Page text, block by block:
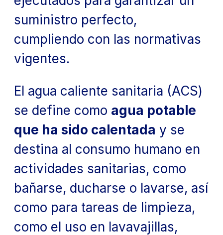
suministro perfecto,
cumpliendo con las normativas
vigentes.
El agua caliente sanitaria (ACS)
se define como agua potable
que ha sido calentada y se
destina al consumo humano en
actividades sanitarias, como
bañarse, ducharse o lavarse, así
como para tareas de limpieza,
como el uso en lavavajillas,